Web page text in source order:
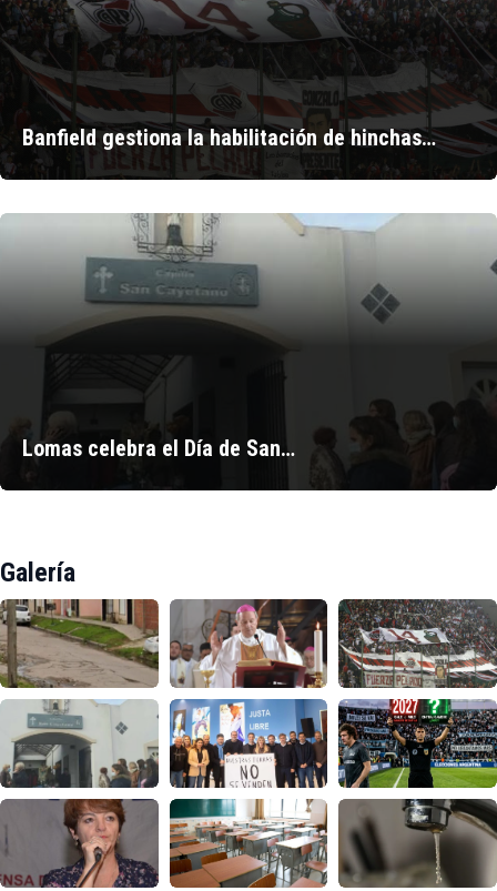
Banfield gestiona la habilitación de hinchas…
Lomas celebra el Día de San…
Galería